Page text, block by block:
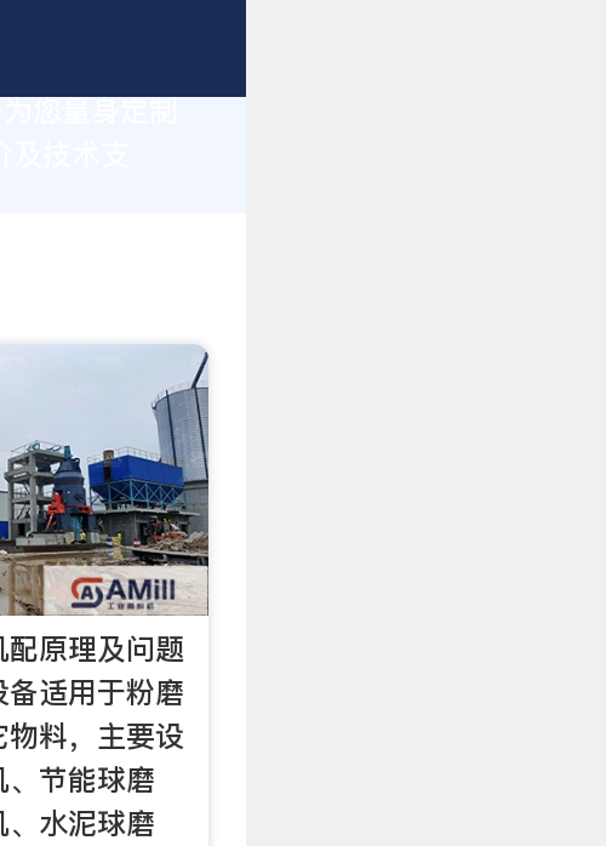
技术支
原理及问题
适用于粉磨
料，主要设
节能球磨
水泥球磨